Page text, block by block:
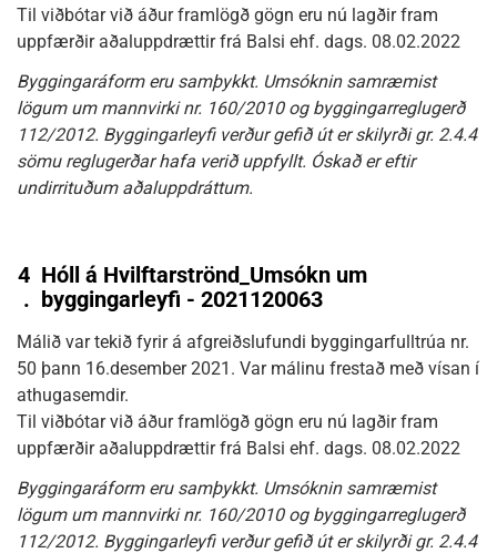
Til viðbótar við áður framlögð gögn eru nú lagðir fram
uppfærðir aðaluppdrættir frá Balsi ehf. dags. 08.02.2022
Byggingaráform eru samþykkt. Umsóknin samræmist
lögum um mannvirki nr. 160/2010 og byggingarreglugerð
112/2012. Byggingarleyfi verður gefið út er skilyrði gr. 2.4.4
sömu reglugerðar hafa verið uppfyllt. Óskað er eftir
undirrituðum aðaluppdráttum.
4
.
Hóll á Hvilftarströnd_Umsókn um
byggingarleyfi - 2021120063
Málið var tekið fyrir á afgreiðslufundi byggingarfulltrúa nr.
50 þann 16.desember 2021. Var málinu frestað með vísan í
athugasemdir.
Til viðbótar við áður framlögð gögn eru nú lagðir fram
uppfærðir aðaluppdrættir frá Balsi ehf. dags. 08.02.2022
Byggingaráform eru samþykkt. Umsóknin samræmist
lögum um mannvirki nr. 160/2010 og byggingarreglugerð
112/2012. Byggingarleyfi verður gefið út er skilyrði gr. 2.4.4